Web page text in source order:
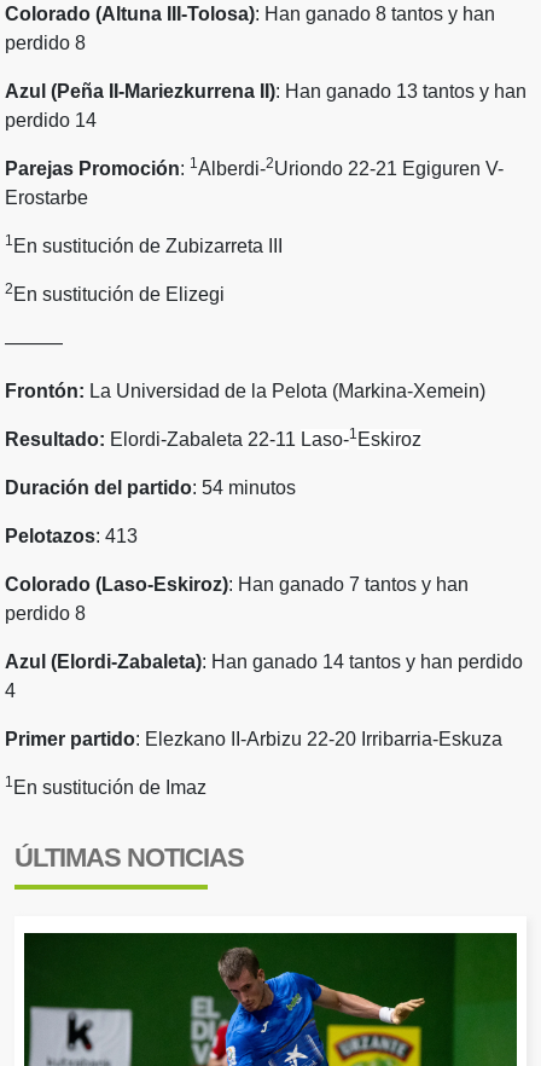
Colorado (Altuna III-Tolosa): Han ganado 8 tantos y han
perdido 8
Azul (Peña II-Mariezkurrena II): Han ganado 13 tantos y han
perdido 14
Parejas Promoción: 1 Alberdi-2Uriondo 22-21 Egiguren V-
Erostarbe
1 En sustitución de Zubizarreta III
2 En sustitución de Elizegi
———
Frontón: La Universidad de la Pelota (Markina-Xemein)
Resultado: Elordi-Zabaleta 22-11 Laso-1 Eskiroz
Duración del partido: 54 minutos
Pelotazos: 413
Colorado (Laso-Eskiroz): Han ganado 7 tantos y han
perdido 8
Azul (Elordi-Zabaleta): Han ganado 14 tantos y han perdido
4
Primer partido: Elezkano II-Arbizu 22-20 Irribarria-Eskuza
1 En sustitución de Imaz
ÚLTIMAS NOTICIAS